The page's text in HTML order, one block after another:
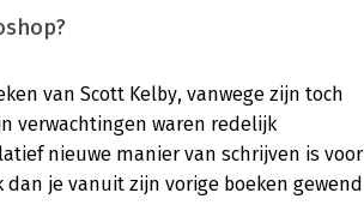
van Scott Kelby, vanwege zijn toch
verwachtingen waren redelijk
nieuwe manier van schrijven is voor
je vanuit zijn vorige boeken gewend